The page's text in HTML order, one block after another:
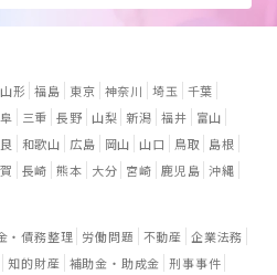
山形 福島 東京 神奈川 埼玉
千葉
三重 長野 山梨 新潟 福井
富山
和歌山 広島 岡山 山口 鳥取
島根
長崎 熊本 大分 宮崎 鹿児島 沖縄
・債務整理 労働問題 不動産 企業法務
知的財産 補助金・助成金 刑事事件